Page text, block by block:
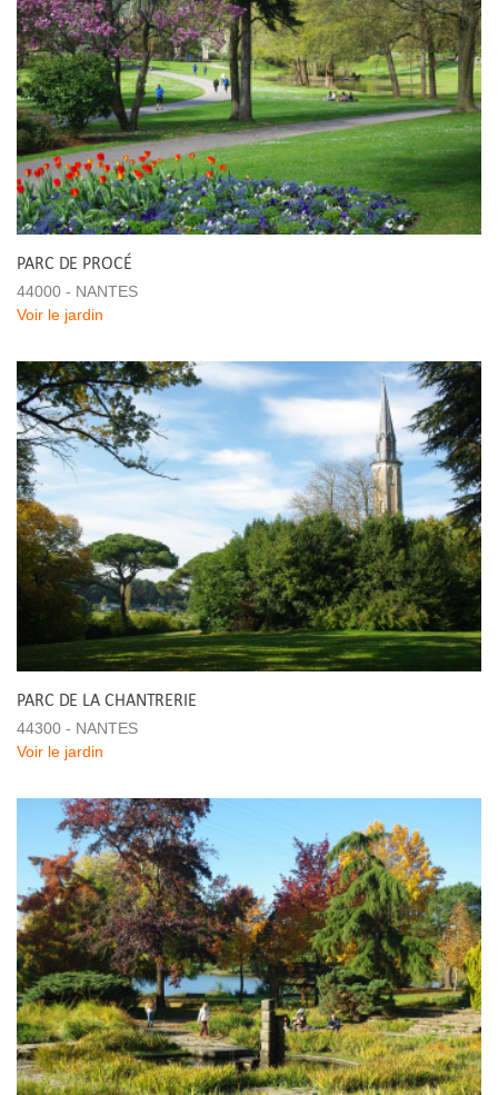
PARC DE PROCÉ
44000 - NANTES
Voir le jardin
PARC DE LA CHANTRERIE
44300 - NANTES
Voir le jardin